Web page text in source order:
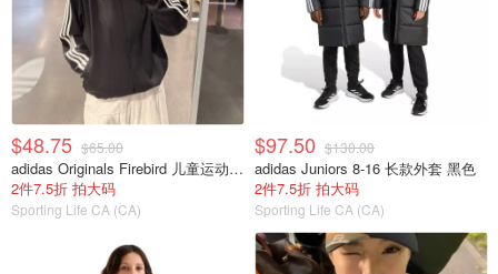
$48.75 $65.00
adidas Originals Firebird 儿童运动夹克 宽松款
2件7.5折 拍大码
Sporting Life CA (CA)
$97.50 $130.00
adidas Juniors 8-16 长款外套 黑色
2件7.5折 拍大码
Sporting Life CA (CA)